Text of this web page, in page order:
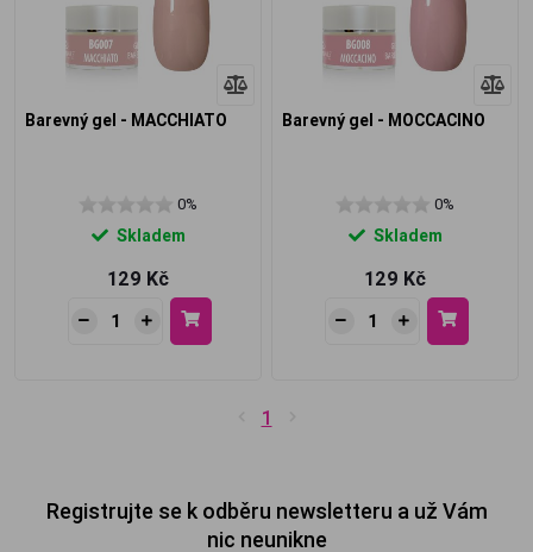
Barevný gel - MACCHIATO
0%
Skladem
129 Kč
Barevný gel - MOCCACINO
0%
Skladem
129 Kč
1
Registrujte se k odběru newsletteru a už Vám
nic neunikne